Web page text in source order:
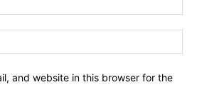
and website in this browser for the